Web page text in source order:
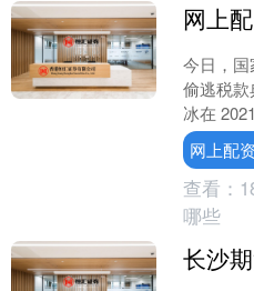
今日，
偷逃税
冰在
收入性质
个人所得
网上配
查看：
哪些